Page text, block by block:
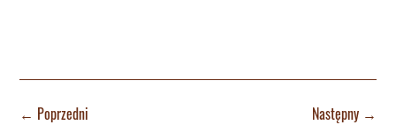
← Poprzedni Następny→